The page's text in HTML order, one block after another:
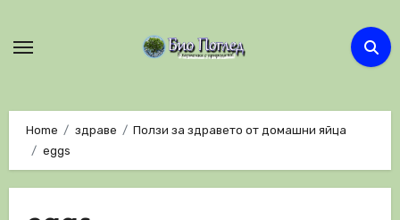
Home здраве
Ползи за здравето от домашни яйца
eggs